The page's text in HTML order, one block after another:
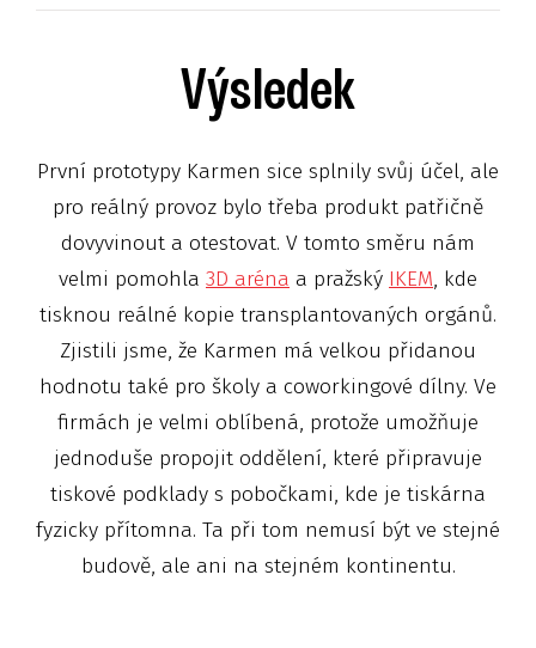
Výsledek
První prototypy Karmen sice splnily svůj účel, ale
pro reálný provoz bylo třeba produkt patřičně
dovyvinout a otestovat. V tomto směru nám
velmi pomohla 3D aréna a pražský IKEM, kde
tisknou reálné kopie transplantovaných orgánů.
Zjistili jsme, že Karmen má velkou přidanou
hodnotu také pro školy a coworkingové dílny. Ve
firmách je velmi oblíbená, protože umožňuje
jednoduše propojit oddělení, které připravuje
tiskové podklady s pobočkami, kde je tiskárna
fyzicky přítomna. Ta při tom nemusí být ve stejné
budově, ale ani na stejném kontinentu.